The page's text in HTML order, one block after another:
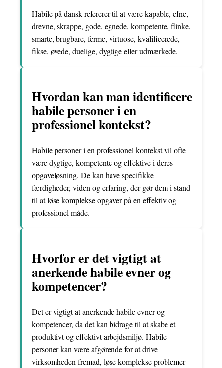
Habile på dansk refererer til at være kapable, efne,
drevne, skrappe, gode, egnede, kompetente, flinke,
smarte, brugbare, ferme, virtuose, kvalificerede,
fikse, øvede, duelige, dygtige eller udmærkede.
Hvordan kan man identificere
habile personer i en
professionel kontekst?
Habile personer i en professionel kontekst vil ofte
være dygtige, kompetente og effektive i deres
opgaveløsning. De kan have specifikke
færdigheder, viden og erfaring, der gør dem i stand
til at løse komplekse opgaver på en effektiv og
professionel måde.
Hvorfor er det vigtigt at
anerkende habile evner og
kompetencer?
Det er vigtigt at anerkende habile evner og
kompetencer, da det kan bidrage til at skabe et
produktivt og effektivt arbejdsmiljø. Habile
personer kan være afgørende for at drive
virksomheden fremad, løse komplekse problemer